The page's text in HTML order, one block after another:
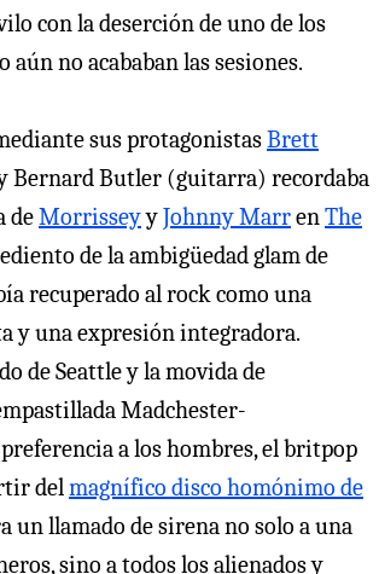
con la deserción de uno de los
aún no acababan las sesiones.
sus protagonistasBrett
Bernard Butler (guitarra) recordaba
deMorrisseyyJohnny MarrenThe
de la ambigüedad glam de
recuperado al rock como una
y una expresión integradora.
de Seattle y la movida de
Madchester-
a los hombres, el britpop
delmagnífico disco homónimo de
un llamado de sirena no solo a una
sino a todos los alienados y